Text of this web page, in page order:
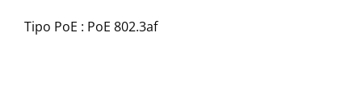
Tipo PoE : PoE 802.3af